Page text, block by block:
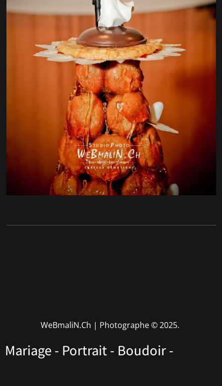
WeBmaliN.Ch | Photographe© 2025.
Mariage - Portrait - Boudoir -
Performers - Corporate • Rhône